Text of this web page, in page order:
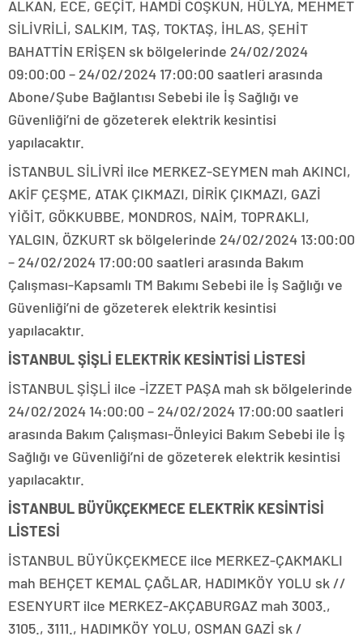
ALKAN, ECE, GEÇİT, HAMDİ COŞKUN, HÜLYA, MEHMET
SİLİVRİLİ, SALKIM, TAŞ, TOKTAŞ, İHLAS, ŞEHİT
BAHATTİN ERİŞEN sk bölgelerinde 24/02/2024
09:00:00 – 24/02/2024 17:00:00 saatleri arasında
Abone/Şube Bağlantısı Sebebi ile İş Sağlığı ve
Güvenliği’ni de gözeterek elektrik kesintisi
yapılacaktır.
İSTANBUL SİLİVRİ ilce MERKEZ-SEYMEN mah AKINCI,
AKİF ÇEŞME, ATAK ÇIKMAZI, DİRİK ÇIKMAZI, GAZİ
YİĞİT, GÖKKUBBE, MONDROS, NAİM, TOPRAKLI,
YALGIN, ÖZKURT sk bölgelerinde 24/02/2024 13:00:00
– 24/02/2024 17:00:00 saatleri arasında Bakım
Çalışması-Kapsamlı TM Bakımı Sebebi ile İş Sağlığı ve
Güvenliği’ni de gözeterek elektrik kesintisi
yapılacaktır.
İSTANBUL ŞİŞLİ ELEKTRİK KESİNTİSİ LİSTESİ
İSTANBUL ŞİŞLİ ilce -İZZET PAŞA mah sk bölgelerinde
24/02/2024 14:00:00 – 24/02/2024 17:00:00 saatleri
arasında Bakım Çalışması-Önleyici Bakım Sebebi ile İş
Sağlığı ve Güvenliği’ni de gözeterek elektrik kesintisi
yapılacaktır.
İSTANBUL BÜYÜKÇEKMECE ELEKTRİK KESİNTİSİ
LİSTESİ
İSTANBUL BÜYÜKÇEKMECE ilce MERKEZ-ÇAKMAKLI
mah BEHÇET KEMAL ÇAĞLAR, HADIMKÖY YOLU sk //
ESENYURT ilce MERKEZ-AKÇABURGAZ mah 3003.,
3105., 3111., HADIMKÖY YOLU, OSMAN GAZİ sk /